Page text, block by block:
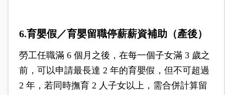
6.育嬰假／育嬰留職停薪薪資補助（產後）
勞工任職滿 6 個月之後，在每一個子女滿 3 歲之
前，可以申請最長達 2 年的育嬰假，但不可超過
2 年，若同時撫育 2 人子女以上，需合併計算留